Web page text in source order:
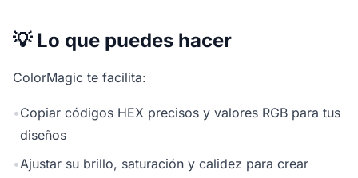
💡 Lo que puedes hacer
ColorMagic te facilita:
•Copiar códigos HEX precisos y valores RGB para tus
diseños
•Ajustar su brillo, saturación y calidez para crear